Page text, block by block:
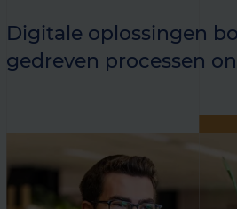
Digitale oplossingen
gedreven processen